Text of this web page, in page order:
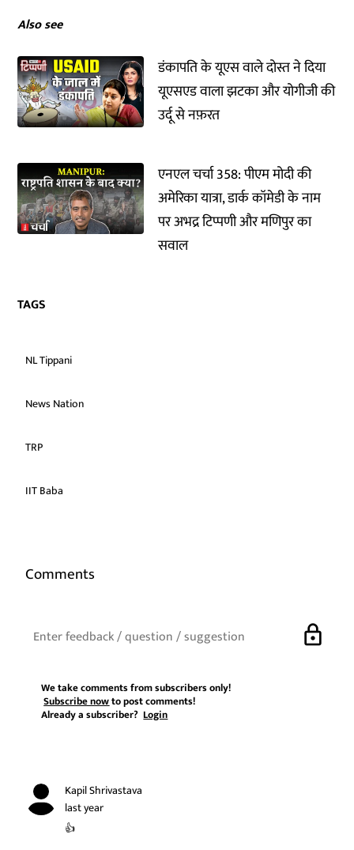
Also see
डंकापति के यूएस वाले दोस्त ने दिया
यूएसएड वाला झटका और योगीजी की
उर्दू से नफ़रत
एनएल चर्चा 358: पीएम मोदी की
अमेरिका यात्रा, डार्क कॉमेडी के नाम
पर अभद्र टिप्पणी और मणिपुर का
सवाल
TAGS
NL Tippani
News Nation
TRP
IIT Baba
Comments
lock
We take comments from subscribers only!
Subscribe nowto post comments!
Already a subscriber?Login
Kapil Shrivastava
last year
👍